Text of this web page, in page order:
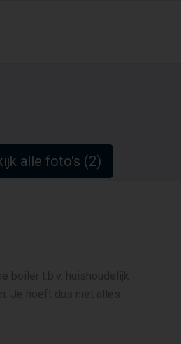
alle foto's (2)
boiler t.b.v. huishoudelijk
Je hoeft dus niet alles